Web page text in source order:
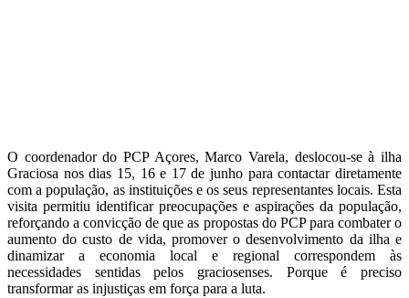
O coordenador do PCP Açores, Marco Varela, deslocou-se à ilha
Graciosa nos dias 15, 16 e 17 de junho para contactar diretamente
com a população, as instituições e os seus representantes locais. Esta
visita permitiu identificar preocupações e aspirações da população,
reforçando a convicção de que as propostas do PCP para combater o
aumento do custo de vida, promover o desenvolvimento da ilha e
dinamizar a economia local e regional correspondem às
necessidades sentidas pelos graciosenses. Porque é preciso
transformar as injustiças em força para a luta.